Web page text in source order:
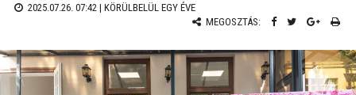
2025.07.26. 07:42 | KÖRÜLBELÜL EGY ÉVE
MEGOSZTÁS: